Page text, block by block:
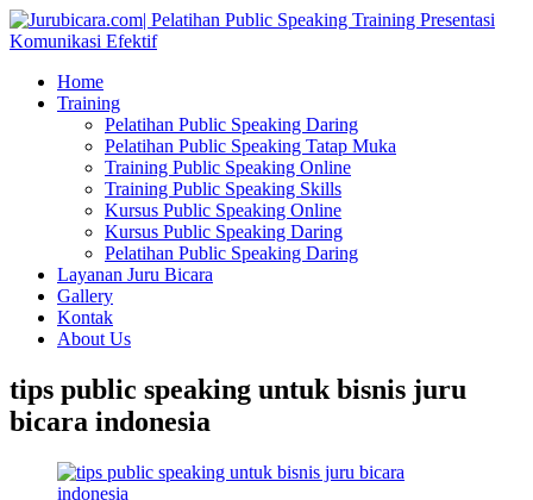
Home
Training
Pelatihan Public Speaking Daring
Pelatihan Public Speaking Tatap Muka
Training Public Speaking Online
Training Public Speaking Skills
Kursus Public Speaking Online
Kursus Public Speaking Daring
Pelatihan Public Speaking Daring
Layanan Juru Bicara
Gallery
Kontak
About Us
tips public speaking untuk bisnis juru
bicara indonesia